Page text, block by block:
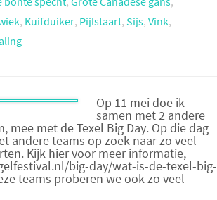
, Kuifduiker, Pijlstaart, Sijs, Vink,
Op 11 mei doe ik
samen met 2 andere
mee met de Texel Big Day. Op die dag
andere teams op zoek naar zo veel
Kijk hier voor meer informatie,
big-day/wat-is-de-texel-big-
teams proberen we ook zo veel